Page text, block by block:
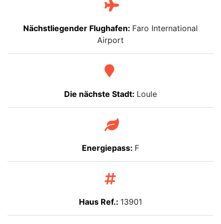
Nächstliegender Flughafen: Faro International
Airport
Die nächste Stadt: Loule
Energiepass: F
Haus Ref.: 13901